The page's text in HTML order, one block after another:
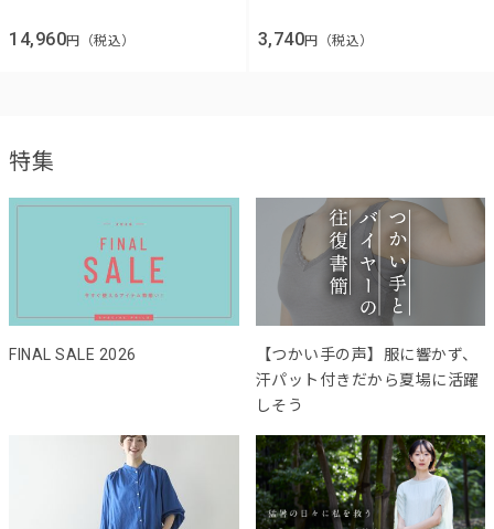
14,960円（税込） 3,740円（税込）
特集
FINAL SALE 2026
【つかい手の声】服に響かず、
汗パット付きだから夏場に活躍
しそう